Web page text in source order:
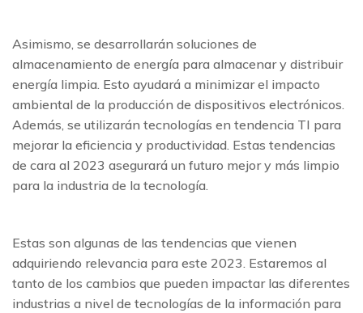
Asimismo, se desarrollarán soluciones de
almacenamiento de energía para almacenar y distribuir
energía limpia. Esto ayudará a minimizar el impacto
ambiental de la producción de dispositivos electrónicos.
Además, se utilizarán tecnologías en tendencia TI para
mejorar la eficiencia y productividad. Estas tendencias
de cara al 2023 asegurará un futuro mejor y más limpio
para la industria de la tecnología.
Estas son algunas de las tendencias que vienen
adquiriendo relevancia para este 2023. Estaremos al
tanto de los cambios que pueden impactar las diferentes
industrias a nivel de tecnologías de la información para